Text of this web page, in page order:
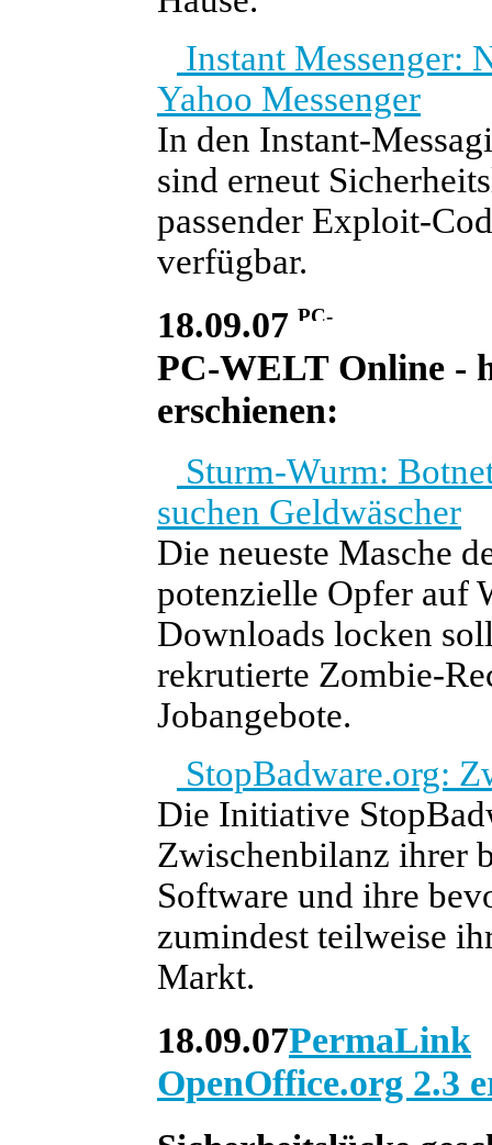
Instant Messenger:
Yahoo Messenger
In den Instant-
sind erneut
passender Exploit-
verfügbar.
18.09.07
PC-WELT Online -
erschienen:
Sturm-Wurm:
suchen Geldwäscher
Die neueste Masche
potenzielle Opfer auf
Downloads locken
rekrutierte Zombie-
Jobangebote.
StopBadware.org:
Die Initiative
Zwischenbilanz ihrer
Software und ihre
zumindest teilweise
Markt.
18.09.07PermaLink
OpenOffice.org 2.3